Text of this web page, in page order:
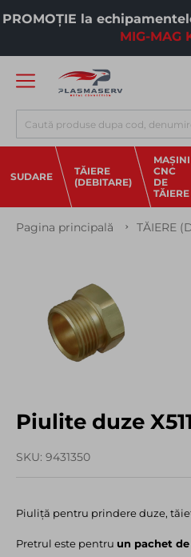
PROMOȚIE la
MIG-MAG
SUDARE
TĂIERE
(DEBITARE)
MAȘINI
CNC
DE
TĂIERE
Pagina principală TĂIERE
Piulite duze
SKU 9431350
Piuliță pentru prindere duze,
Pretrul este pentru un pachet